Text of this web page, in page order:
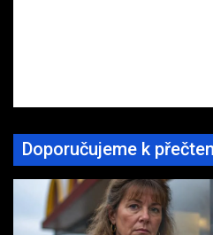
Doporučujeme k